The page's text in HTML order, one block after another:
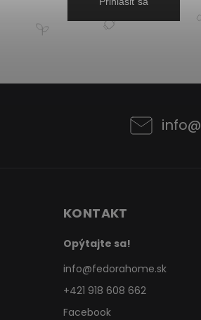
info@
KONTAKT
Opýtajte sa!
info@fedorahome.sk
+421 918 608 662
Facebook